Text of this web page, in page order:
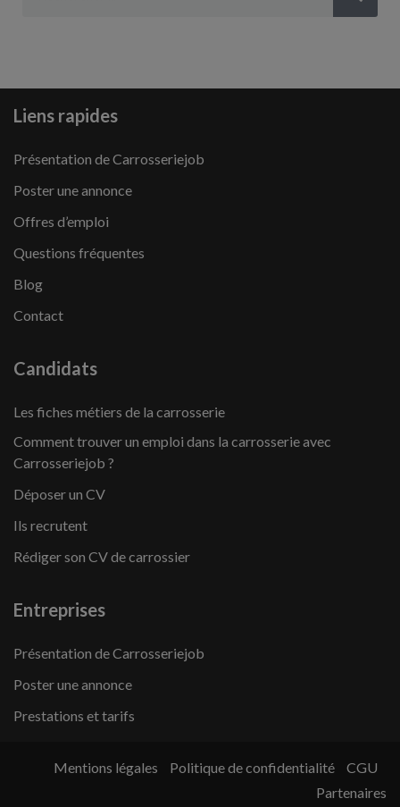
Liens rapides
Présentation de Carrosseriejob
Poster une annonce
Offres d’emploi
Questions fréquentes
Blog
Contact
Candidats
Les fiches métiers de la carrosserie
Comment trouver un emploi dans la carrosserie avec
Carrosseriejob ?
Déposer un CV
Ils recrutent
Rédiger son CV de carrossier
Entreprises
Présentation de Carrosseriejob
Poster une annonce
Prestations et tarifs
Mentions légales Politique de confidentialité
CGU
Partenaires